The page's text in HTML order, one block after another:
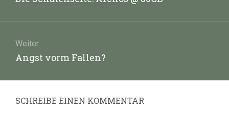
Weiter
Nächster
Angst vorm Fallen?
SCHREIBE EINEN KOMMENTAR